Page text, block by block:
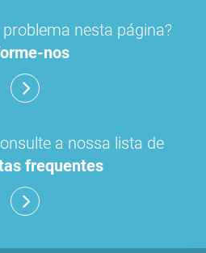
nesta página?
nos
a nossa lista de
frequentes